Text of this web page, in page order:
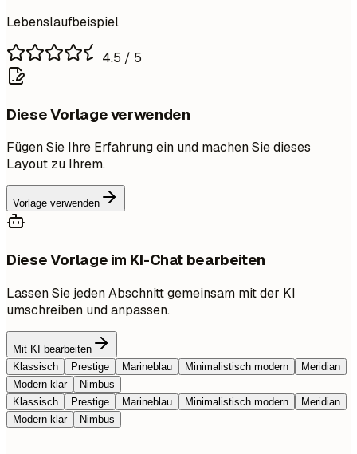
Lebenslaufbeispiel
4.5 / 5
Diese Vorlage verwenden
Fügen Sie Ihre Erfahrung ein und machen Sie dieses
Layout zu Ihrem.
Vorlage verwenden
Diese Vorlage im KI-Chat bearbeiten
Lassen Sie jeden Abschnitt gemeinsam mit der KI
umschreiben und anpassen.
Mit KI bearbeiten
Klassisch
Prestige Marineblau Minimalistisch modern
Meridian
Modern klar
Nimbus
Klassisch
Prestige Marineblau Minimalistisch modern
Meridian
Modern klar
Nimbus